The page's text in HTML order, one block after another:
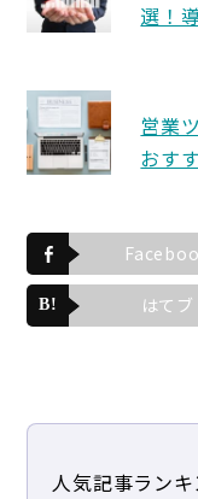
選！
営業
おす
はてブ
人気記事ラン